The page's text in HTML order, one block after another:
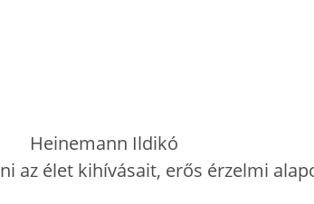
az élet kihívásait, erős érzelmi